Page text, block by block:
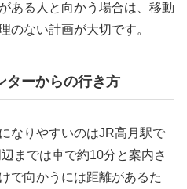
ある人と向かう場合は、移動
のない計画が大切です。
ターからの行き方
なりやすいのはJR高月駅で
までは車で約10分と案内さ
で向かうには距離があるた